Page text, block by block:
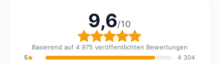
9,6/10
Gesamtbewertung: 9,6
Basierend auf 4 975 veröffentlichten Bewertungen
5
4 304